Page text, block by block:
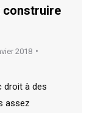
construire
2018
droit à des
assez